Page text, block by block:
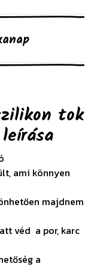
tok
leírása
ami könnyen
majdnem
véd a por, karc
a